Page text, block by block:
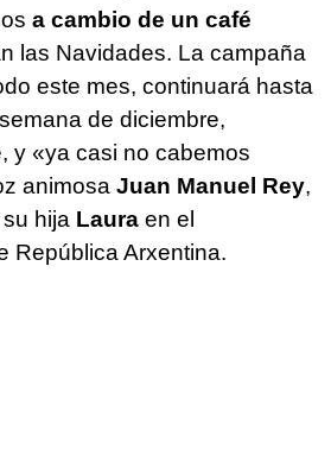
a cambio de un café
las Navidades. La campaña
este mes, continuará hasta
de diciembre,
y «ya casi no cabemos
animosa Juan Manuel Rey,
hija Laura en el
República Arxentina.